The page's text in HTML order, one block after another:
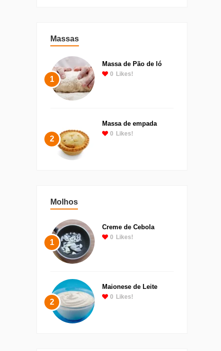
Massas
1
Massa de Pão de ló
0 Likes!
2
Massa de empada
0 Likes!
Molhos
1
Creme de Cebola
0 Likes!
2
Maionese de Leite
0 Likes!